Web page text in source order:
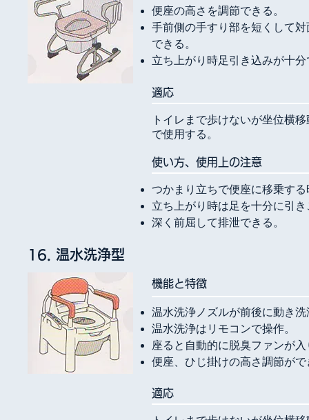
便座の高さを調節できる。
手前側の手すり部を短くして
できる。
立ち上がり時足引き込みが十分
​適応
トイレまで歩けないが坐位横
で使用する。
使い方、使用上の注意
つかまり立ちで便座に移乗す
立ち上がり時は足を十分に引き
深く前屈して排泄できる。
16. 温水洗浄型
​機能と特徴
温水洗浄ノズルが前後に動き
温水洗浄はリモコンで操作。
座ると自動的に脱臭ファンが
便座、ひじ掛けの高さ調節がで
​適応